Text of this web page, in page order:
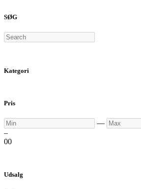
SØG
Search
Kategori
Pris
Min — Max
–
00
Udsalg